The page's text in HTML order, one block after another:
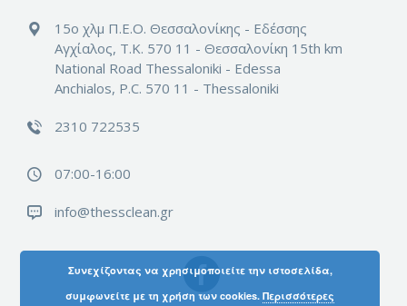
15ο χλμ Π.Ε.Ο. Θεσσαλονίκης - Εδέσσης
Αγχίαλος, Τ.Κ. 570 11 - Θεσσαλονίκη 15th km
National Road Thessaloniki - Edessa
Anchialos, P.C. 570 11 - Thessaloniki
2310 722535
07:00-16:00
info@thessclean.gr
Συνεχίζοντας να χρησιμοποιείτε την ιστοσελίδα,
συμφωνείτε με τη χρήση των cookies.Περισσότερες